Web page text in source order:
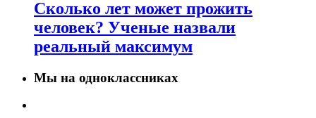
Сколько лет может прожить
человек? Ученые назвали
реальный максимум
Мы на одноклассниках